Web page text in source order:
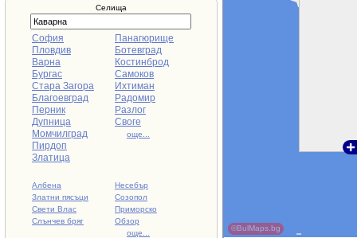
Селища
София
Пловдив
Варна
Бургас
Стара Загора
Благоевград
Перник
Дупница
Момчилград
Пирдоп
Златица
Панагюрище
Ботевград
Костинброд
Самоков
Ихтиман
Радомир
Разлог
Своге
още...
Албена
Златни пясъци
Свети Влас
Слънчев бряг
Несебър
Созопол
Приморско
Обзор
още...
©BulMaps.bg